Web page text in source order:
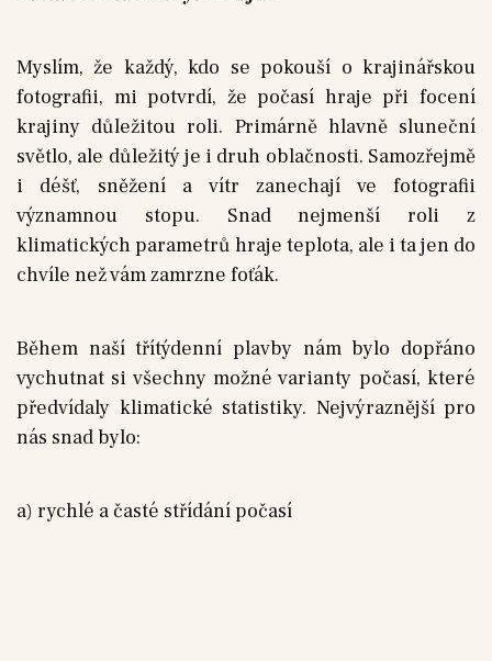
Myslím, že každý, kdo se pokouší o krajinářskou
fotografii, mi potvrdí, že počasí hraje při focení
krajiny důležitou roli. Primárně hlavně sluneční
světlo, ale důležitý je i druh oblačnosti. Samozřejmě
i déšť, sněžení a vítr zanechají ve fotografii
významnou stopu. Snad nejmenší roli z
klimatických parametrů hraje teplota, ale i ta jen do
chvíle než vám zamrzne foťák.
Během naší třítýdenní plavby nám bylo dopřáno
vychutnat si všechny možné varianty počasí, které
předvídaly klimatické statistiky. Nejvýraznější pro
nás snad bylo:
a) rychlé a časté střídání počasí